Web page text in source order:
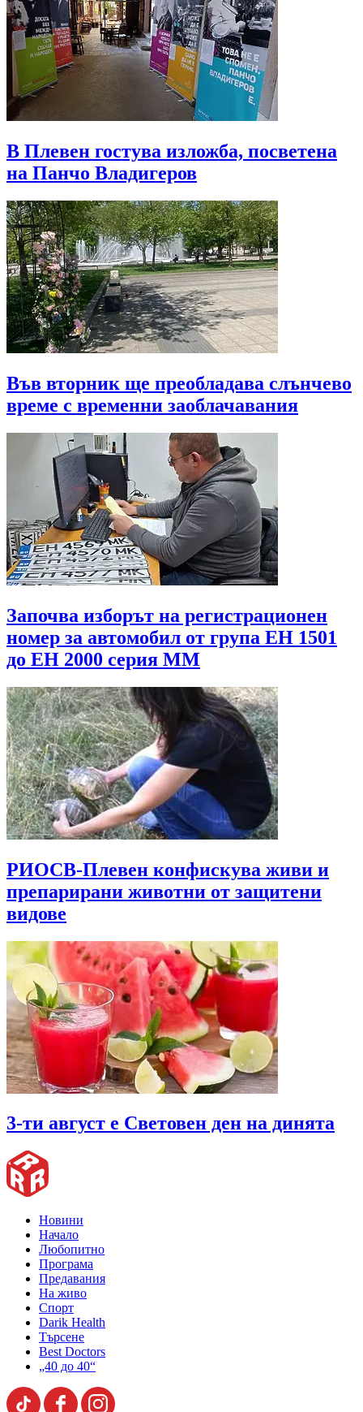
В Плевен гостува изложба, посветена
на Панчо Владигеров
Във вторник ще преобладава слънчево
време с временни заоблачавания
Започва изборът на регистрационен
номер за автомобил от група ЕН 1501
до EH 2000 серия MМ
РИОСВ-Плевен конфискува живи и
препарирани животни от защитени
видове
3-ти август е Световен ден на динята
Новини
Начало
Любопитно
Програма
Предавания
На живо
Спорт
Darik Health
Търсене
Best Doctors
„40 до 40“